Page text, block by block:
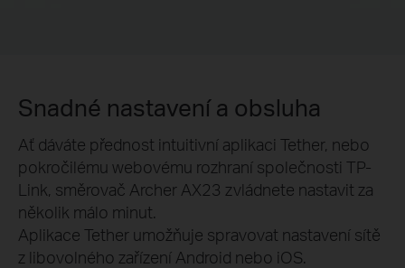
Snadné nastavení a obsluha
Ať dáváte přednost intuitivní aplikaci Tether, nebo
pokročilému webovému rozhraní společnosti TP-
Link, směrovač Archer AX23 zvládnete nastavit za
několik málo minut.
Aplikace Tether umožňuje spravovat nastavení sítě
z libovolného zařízení Android nebo iOS.